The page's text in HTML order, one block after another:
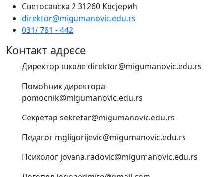
Светосавска 2 31260 Косјерић
direktor@migumanovic.edu.rs
031/ 781 - 442
Контакт адресе
Директор школе direktor@migumanovic.edu.rs
Помоћник директора
pomocnik@migumanovic.edu.rs
Секретар sekretar@migumanovic.edu.rs
Педагог mgligorijevic@migumanovic.edu.rs
Психолог jovana.radovic@migumanovic.edu.rs